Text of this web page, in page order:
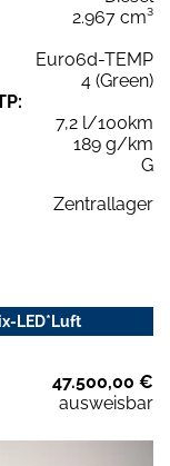
2.967 cm³
Euro6d-TEMP
4 (Green)
7,2 l/100km
189 g/km
G
Zentrallager
LED*Luft
47.500,00 €
ausweisbar